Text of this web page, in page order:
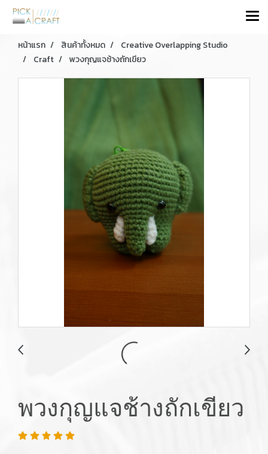
หน้าแรก สินค้าทั้งหมด
Creative Overlapping Studio
Craft
พวงกุญแจช้างถักเขียว
พวงกุญแจช้างถักเขียว